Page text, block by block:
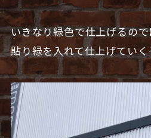
いきなり緑色で仕上げるの
貼り緑を入れて仕上げてい